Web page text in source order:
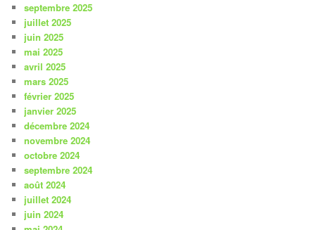
septembre 2025
juillet 2025
juin 2025
mai 2025
avril 2025
mars 2025
février 2025
janvier 2025
décembre 2024
novembre 2024
octobre 2024
septembre 2024
août 2024
juillet 2024
juin 2024